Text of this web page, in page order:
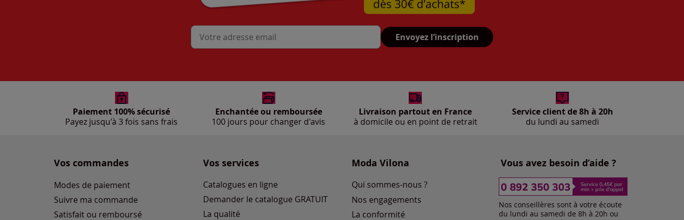
Mon adresse mail Envoyez l’inscription
Paiement 100% sécurisé
Payez jusqu'à 3 fois sans frais
Enchantée ou remboursée
100 jours pour changer d'avis
Livraison partout en France
à domicile ou en point de retrait
Service client de 8h à 20h
du lundi au samedi
Vos commandes
Modes de paiement
Suivre ma commande
Satisfait ou remboursé
Vos services
Catalogues en ligne
Demander le catalogue GRATUIT
La qualité
Moda Vilona
Qui sommes-nous ?
Nos engagements
La conformité
Vous avez besoin d’aide ?
Nos conseillères sont à votre écoute
du lundi au samedi de 8h à 20h ou